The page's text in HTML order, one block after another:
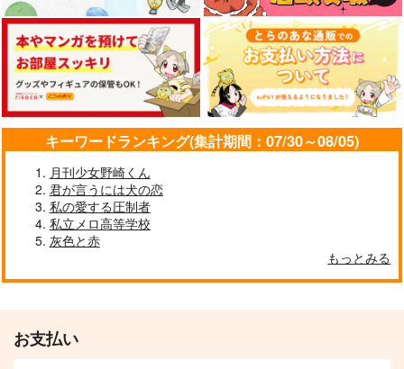
イッツ・ア・スモール
スカラビア
RaM
787円（税込）
ジャミル×カリム
作品詳細
Alf Laylah wa Laylah
OneRoom
3,457円 （税込）
ジャミル×カリム
作品詳細
何度だって幕開けを
ISOTOPE
315円（税込）
ジャミル×カリム
作品詳細
カート カート カート
qua*
専売 3,144円（税込）
その他
カリム×ジャミル
キーワードランキング(集計期間：07/30～08/05)
月刊少女野崎くん
君が言うには犬の恋
私の愛する圧制者
私立メロ高等学校
灰色と赤
もっとみる
お支払い